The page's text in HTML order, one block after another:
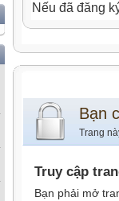
Nếu đã đăng
Bạn
Trang
Truy cập
Bạn phải mở